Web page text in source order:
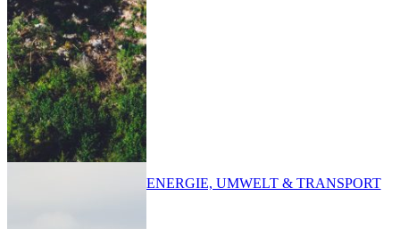
ENERGIE, UMWELT & TRANSPORT